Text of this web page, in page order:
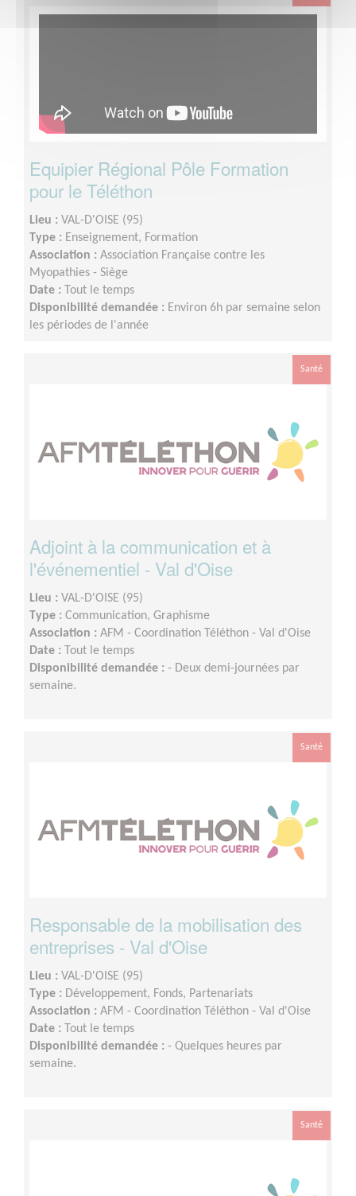
Equipier Régional Pôle Formation
pour le Téléthon
Lieu : VAL-D'OISE (95)
Type : Enseignement, Formation
Association : Association Française contre les
Myopathies - Siège
Date :
Tout le temps
Disponibilité demandée : Environ 6h par semaine selon
les périodes de l'année
Santé
Adjoint à la communication et à
l'événementiel - Val d'Oise
Lieu : VAL-D'OISE (95)
Type : Communication, Graphisme
Association : AFM - Coordination Téléthon - Val d'Oise
Date :
Tout le temps
Disponibilité demandée : - Deux demi-journées par
semaine.
Santé
Responsable de la mobilisation des
entreprises - Val d'Oise
Lieu : VAL-D'OISE (95)
Type : Développement, Fonds, Partenariats
Association : AFM - Coordination Téléthon - Val d'Oise
Date :
Tout le temps
Disponibilité demandée : - Quelques heures par
semaine.
Santé